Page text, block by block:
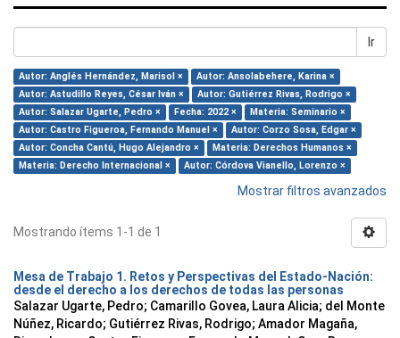
Ir
Autor: Anglés Hernández, Marisol ×
Autor: Ansolabehere, Karina ×
Autor: Astudillo Reyes, César Iván ×
Autor: Gutiérrez Rivas, Rodrigo ×
Autor: Salazar Ugarte, Pedro ×
Fecha: 2022 ×
Materia: Seminario ×
Autor: Castro Figueroa, Fernando Manuel ×
Autor: Corzo Sosa, Edgar ×
Autor: Concha Cantú, Hugo Alejandro ×
Materia: Derechos Humanos ×
Materia: Derecho Internacional ×
Autor: Córdova Vianello, Lorenzo ×
Mostrar filtros avanzados
Mostrando ítems 1-1 de 1
Mesa de Trabajo 1. Retos y Perspectivas del Estado-Nación:
desde el derecho a los derechos de todas las personas
Salazar Ugarte, Pedro; Camarillo Govea, Laura Alicia; del Monte
Núñez, Ricardo; Gutiérrez Rivas, Rodrigo; Amador Magaña,